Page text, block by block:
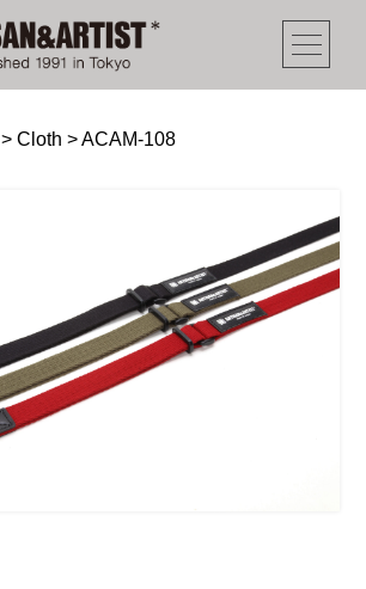
>Cloth >ACAM-108